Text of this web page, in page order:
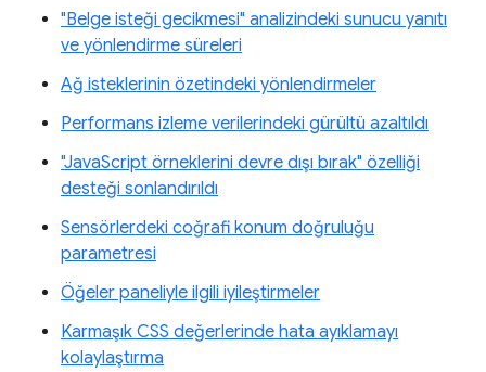
"Belge isteği gecikmesi" analizindeki sunucu yanıtı
ve yönlendirme süreleri
Ağ isteklerinin özetindeki yönlendirmeler
Performans izleme verilerindeki gürültü azaltıldı
"JavaScript örneklerini devre dışı bırak" özelliği
desteği sonlandırıldı
Sensörlerdeki coğrafi konum doğruluğu
parametresi
Öğeler paneliyle ilgili iyileştirmeler
Karmaşık CSS değerlerinde hata ayıklamayı
kolaylaştırma